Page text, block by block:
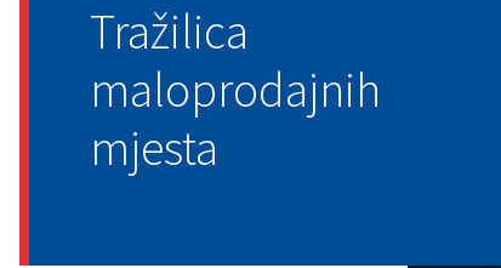
Tražilica
maloprodajnih
mjesta